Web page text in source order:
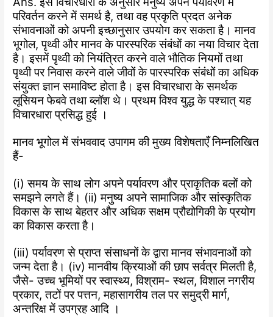
परिवर्तन करने में समर्थ है, तथा वह प्रकृति प्रदत अनेक
संभावनाओं को अपनी इच्छानुसार उपयोग कर सकता है। मानव
भूगोल, पृथ्वी और मानव के पारस्परिक संबंधों का नया विचार देता
है। इसमें पृथ्वी को नियंत्रित करने वाले भौतिक नियमों तथा
पृथ्वी पर निवास करने वाले जीवों के पारस्परिक संबंधों का अधिक
संयुक्त ज्ञान समाविष्ट होता है। इस विचारधारा के समर्थक
लूसियन फेबवे तथा ब्लॉश थे। प्रथम विश्व युद्ध के पश्चात् यह
विचारधारा प्रसिद्ध हुई ।
मानव भूगोल में संभववाद उपागम की मुख्य विशेषताएँ निम्नलिखित
हैं-
(i) समय के साथ लोग अपने पर्यावरण और प्राकृतिक बलों को
समझने लगते हैं। (ii) मनुष्य अपने सामाजिक और सांस्कृतिक
विकास के साथ बेहतर और अधिक सक्षम प्रौद्योगिकी के प्रयोग
का विकास करता है।
(iii) पर्यावरण से प्राप्त संसाधनों के द्वारा मानव संभावनाओं को
जन्म देता है। (iv) मानवीय क्रियाओं की छाप सर्वत्र मिलती है,
जैसे- उच्च भूमियों पर स्वास्थ्य, विश्राम- स्थल, विशाल नगरीय
प्रकार, तटों पर पत्तन, महासागरीय तल पर समुद्री मार्ग,
अन्तरिक्ष में उपग्रह आदि ।